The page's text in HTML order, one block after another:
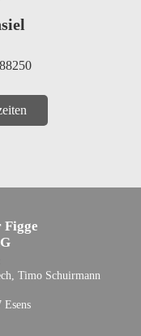
Timo Schuirmann